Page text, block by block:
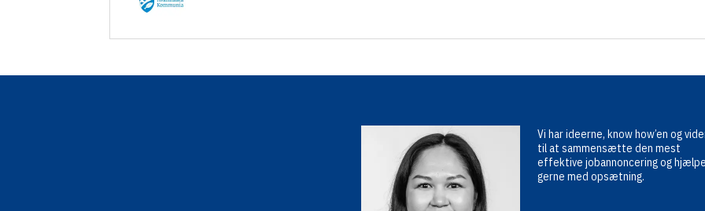
Vi har ideerne, know how’en og
til at sammensætte den mest
effektive jobannoncering og
gerne med opsætning.